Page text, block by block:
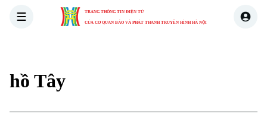
TRANG THÔNG TIN ĐIỆN TỬ
CỦA CƠ QUAN BÁO VÀ PHÁT THANH TRUYỀN HÌNH HÀ NỘI
hồ Tây